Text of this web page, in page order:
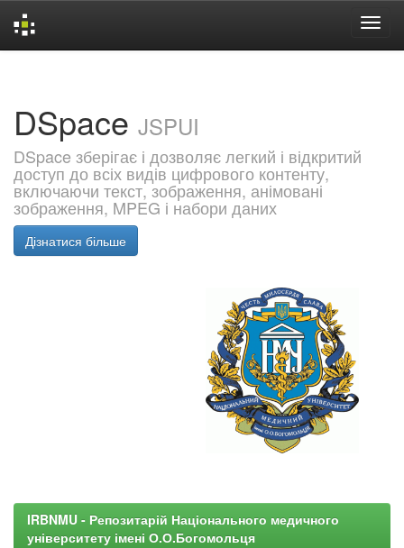
DSpace JSPUI
DSpace зберігає і дозволяє легкий і відкритий
доступ до всіх видів цифрового контенту,
включаючи текст, зображення, анімовані
зображення, MPEG і набори даних
Дізнатися більше
IRBNMU - Репозитарій Національного медичного
університету імені О.О.Богомольця